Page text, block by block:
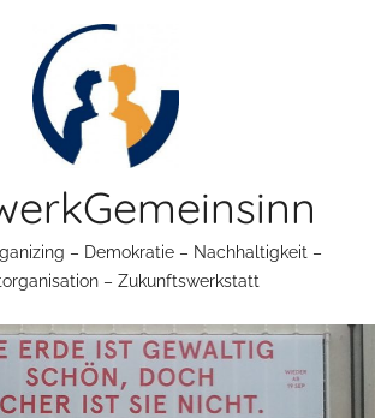
– Demokratie – Nachhaltigkeit –
– Zukunftswerkstatt